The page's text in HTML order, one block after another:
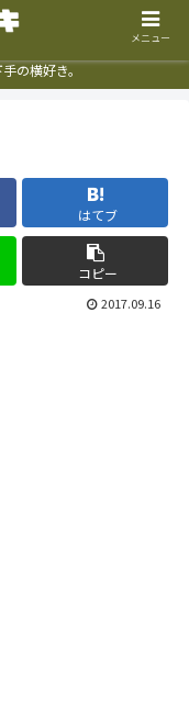
の横好き。
はてブ
コピー
2017.09.16
メニュー